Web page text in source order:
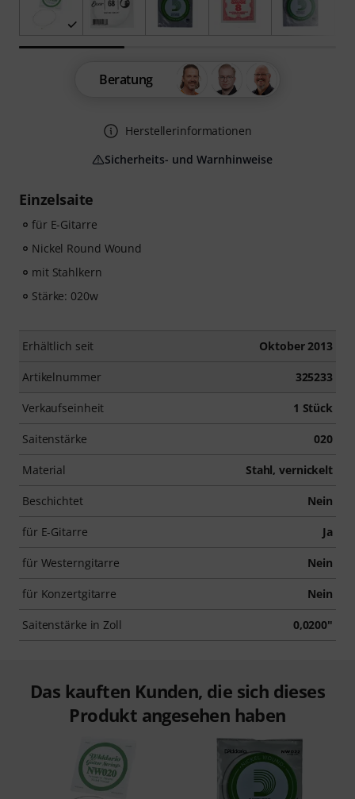
Einzelsaite
für E-Gitarre
Nickel Round Wound
mit Stahlkern
Stärke: 020w
Erhältlich seit Oktober 2013
Artikelnummer 325233
Verkaufseinheit 1 Stück
Saitenstärke 020
Material Stahl, vernickelt
Beschichtet Nein
für E-Gitarre Ja
für Westerngitarre Nein
für Konzertgitarre Nein
Saitenstärke in Zoll 0,0200"
Beratung
Herstellerinformationen
Sicherheits- und Warnhinweise
Das kauften Kunden, die sich dieses
Produkt angesehen haben